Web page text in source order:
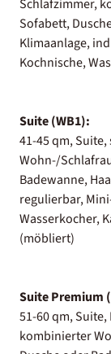
Schlafzimmer,
Sofabett,
Klimaanlage,
Kochnische,
Suite (WB1):
41-45 qm,
Wohn-/
Badewanne,
regulierbar,
Wasserkocher,
(möbliert)
Suite Premium
51-60 qm,
kombinierter